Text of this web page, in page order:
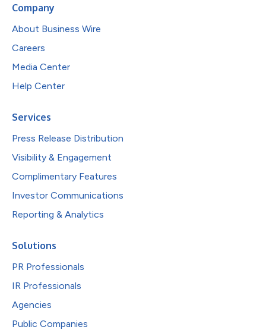
Company
About Business Wire
Careers
Media Center
Help Center
Services
Press Release Distribution
Visibility & Engagement
Complimentary Features
Investor Communications
Reporting & Analytics
Solutions
PR Professionals
IR Professionals
Agencies
Public Companies